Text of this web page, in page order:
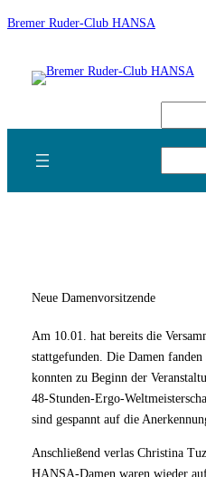
Zum
springen
Bremer Ruder-Club HANSA
Neue Damenvorsitzende
Am 10.01. hat bereits die
stattgefunden. Die Damen
konnten zu Beginn der
48-Stunden-Ergo-
sind gespannt auf die
Anschließend verlas Christina
HANSA-Damen waren wieder